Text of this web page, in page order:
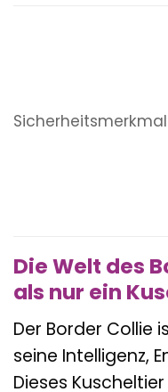
Die Welt des
als nur ein
Der Border Collie
seine Intelligenz,
Dieses